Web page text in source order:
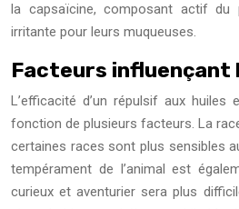
la capsaïcine, composant actif du
irritante pour leurs muqueuses.
Facteurs influençant
L’efficacité d’un répulsif aux huiles
fonction de plusieurs facteurs. La
certaines races sont plus sensibles
tempérament de l’animal est
curieux et aventurier sera plus